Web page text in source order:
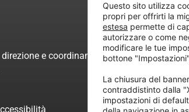
e coordinamento di “Project
Questo sito utilizza
propri per offrirti la
estesa permette di
autorizzare o come
modificare le tue
bottone
La chiusura del
contraddistinto dalla
impostazioni di